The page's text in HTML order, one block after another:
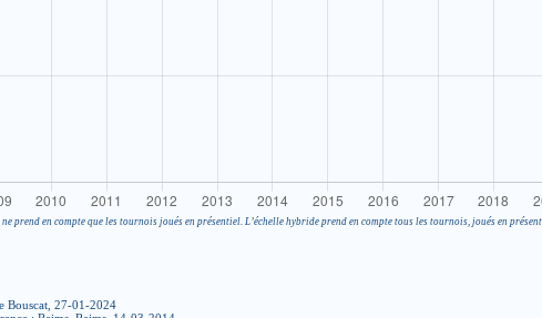
prend en compte que les tournois joués en présentiel. L’échelle hybride prend en compte tous les tournois, joués en
Bouscat, 27-01-2024